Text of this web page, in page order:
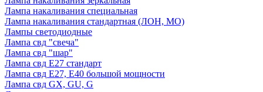
Лампа накаливания специальная
Лампа накаливания стандартная (ЛОН, МО)
Лампы светодиодные
Лампа свд "свеча"
Лампа свд "шар"
Лампа свд E27 стандарт
Лампа свд E27, Е40 большой мощности
Лампа свд GX, GU, G